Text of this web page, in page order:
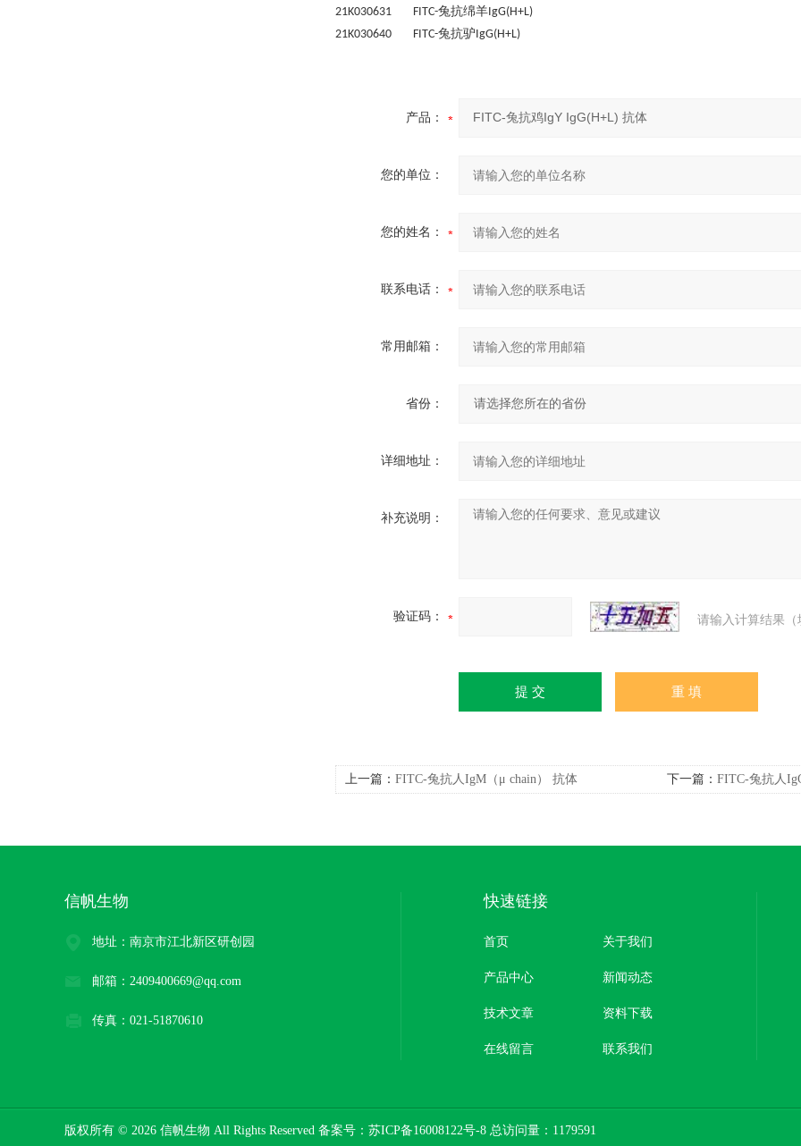
21K030631 FITC-兔抗绵羊IgG(H+L)
21K030640 FITC-兔抗驴IgG(H+L)
产品：
您的单位：
您的姓名：
联系电话：
常用邮箱：
省份：
详细地址：
补充说明：
验证码： 请输入计算结果
上一篇： FITC-兔抗人IgM（μ chain） 抗体 下一篇： FITC-兔抗人
信帆生物
地址：南京市江北新区研创园
邮箱：2409400669@qq.com
传真：021-51870610
快速链接
首页 关于我们
产品中心 新闻动态
技术文章 资料下载
在线留言 联系我们
版权所有 © 2026 信帆生物 All Rights Reserved 备案号： 苏ICP备16008122号-8 总访问量：1179591